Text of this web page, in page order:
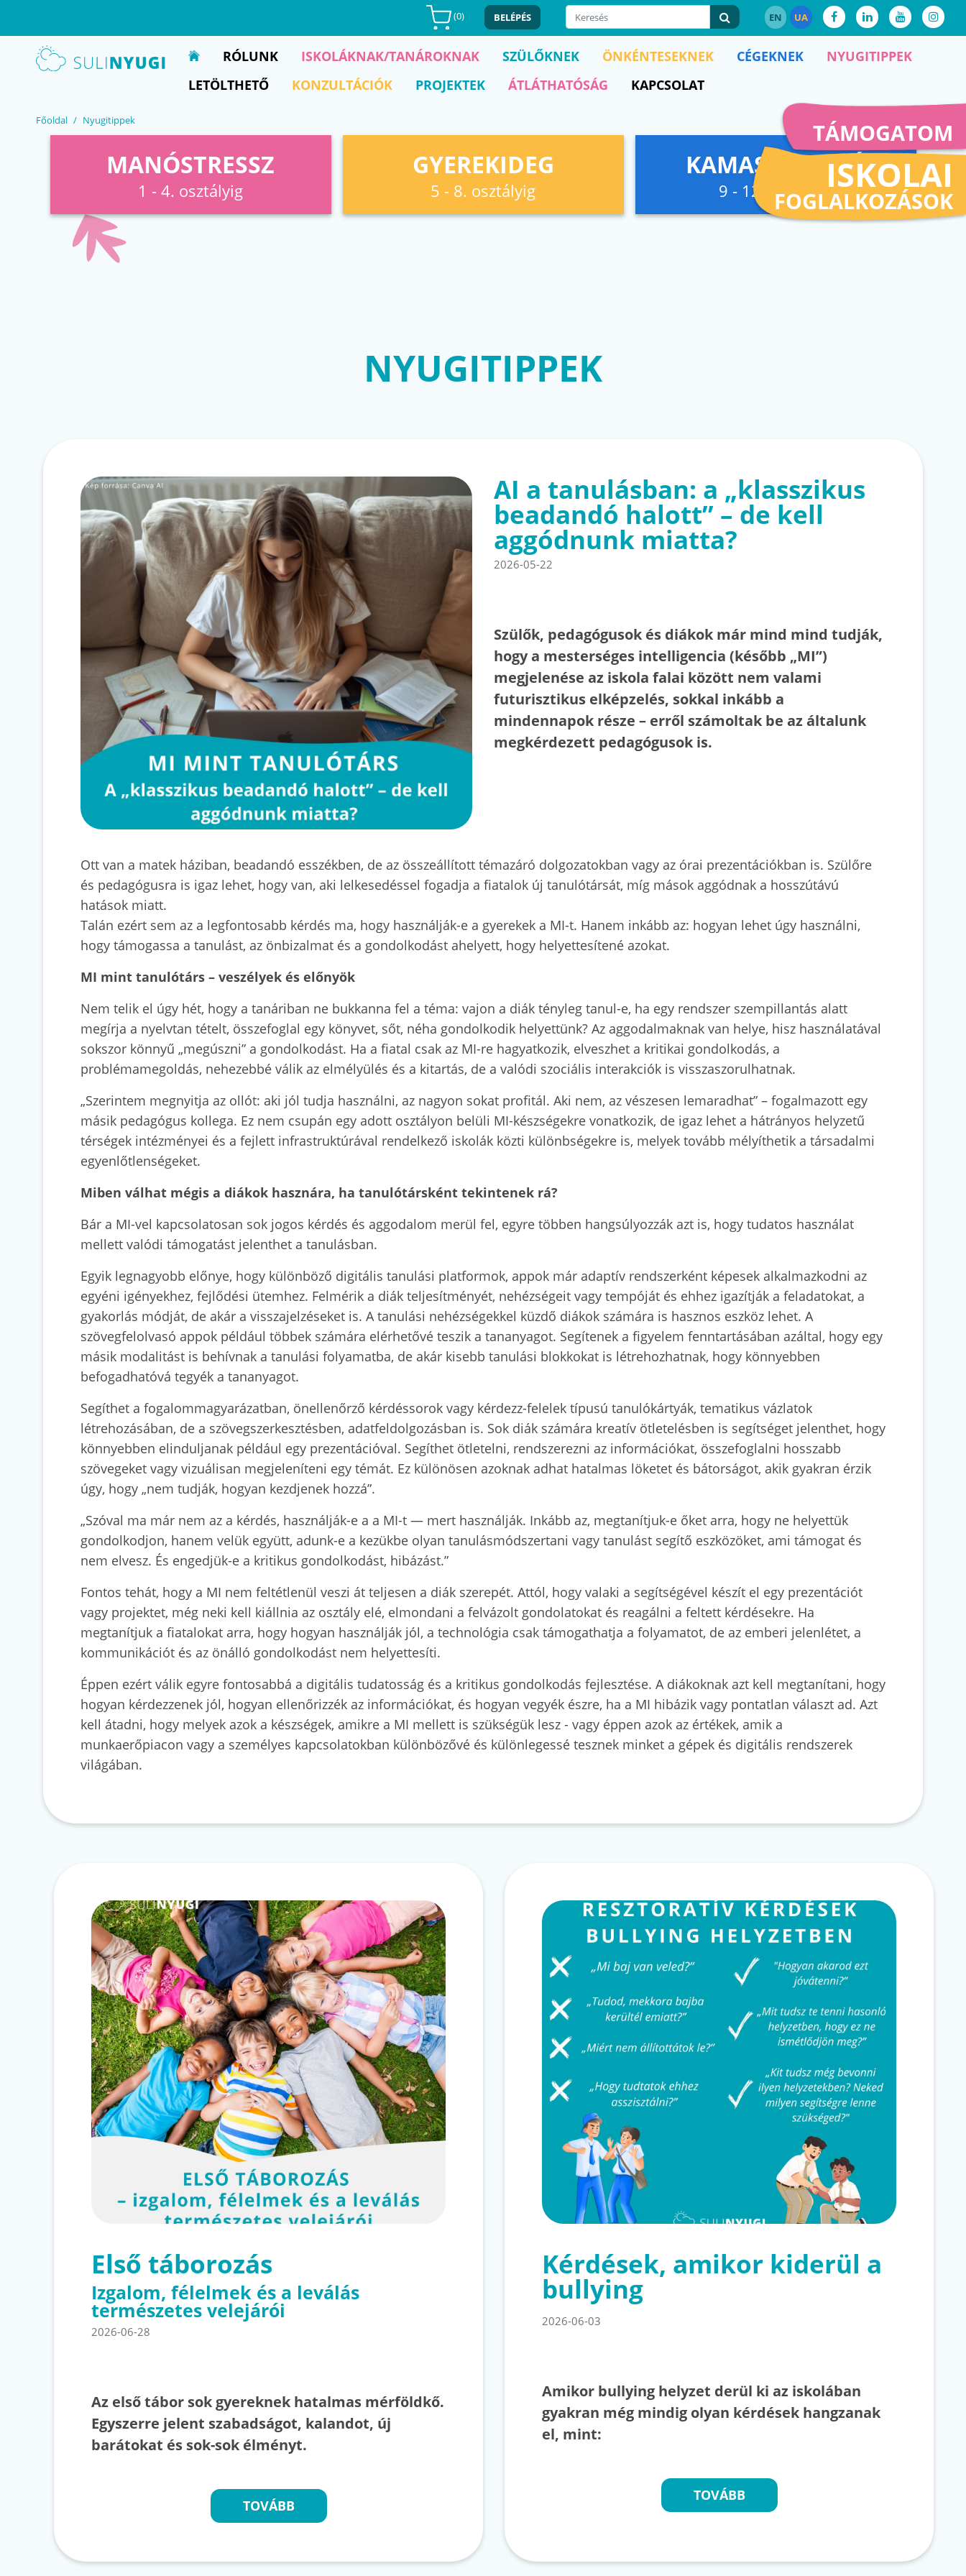
(0) BELÉPÉS EN UA
TÁMOGATOM
ISKOLAI
FOGLALKOZÁSOK
RÓLUNK ISKOLÁKNAK/TANÁROKNAK SZÜLŐKNEK ÖNKÉNTESEKNEK CÉGEKNEK
NYUGITIPPEK
LETÖLTHETŐ
KONZULTÁCIÓK PROJEKTEK ÁTLÁTHATÓSÁG KAPCSOLAT
Főoldal Nyugitippek
MANÓSTRESSZ
1 - 4. osztályig
GYEREKIDEG
5 - 8. osztályig
KAMASZFESZKÓ
9 - 12. osztályig
NYUGITIPPEK
AI a tanulásban: a „klasszikus
beadandó halott” – de kell
aggódnunk miatta?
2026-05-22
Szülők, pedagógusok és diákok már mind mind tudják,
hogy a mesterséges intelligencia (később „MI”)
megjelenése az iskola falai között nem valami
futurisztikus elképzelés, sokkal inkább a
mindennapok része – erről számoltak be az általunk
megkérdezett pedagógusok is.
Ott van a matek háziban, beadandó esszékben, de az összeállított témazáró dolgozatokban vagy az órai prezentációkban is. Szülőre
és pedagógusra is igaz lehet, hogy van, aki lelkesedéssel fogadja a fiatalok új tanulótársát, míg mások aggódnak a hosszútávú
hatások miatt.
Talán ezért sem az a legfontosabb kérdés ma, hogy használják-e a gyerekek a MI-t. Hanem inkább az: hogyan lehet úgy használni,
hogy támogassa a tanulást, az önbizalmat és a gondolkodást ahelyett, hogy helyettesítené azokat.
MI mint tanulótárs – veszélyek és előnyök
Nem telik el úgy hét, hogy a tanáriban ne bukkanna fel a téma: vajon a diák tényleg tanul-e, ha egy rendszer szempillantás alatt
megírja a nyelvtan tételt, összefoglal egy könyvet, sőt, néha gondolkodik helyettünk? Az aggodalmaknak van helye, hisz használatával
sokszor könnyű „megúszni” a gondolkodást. Ha a fiatal csak az MI-re hagyatkozik, elveszhet a kritikai gondolkodás, a
problémamegoldás, nehezebbé válik az elmélyülés és a kitartás, de a valódi szociális interakciók is visszaszorulhatnak.
„Szerintem megnyitja az ollót: aki jól tudja használni, az nagyon sokat profitál. Aki nem, az vészesen lemaradhat” – fogalmazott egy
másik pedagógus kollega. Ez nem csupán egy adott osztályon belüli MI-készségekre vonatkozik, de igaz lehet a hátrányos helyzetű
térségek intézményei és a fejlett infrastruktúrával rendelkező iskolák közti különbségekre is, melyek tovább mélyíthetik a társadalmi
egyenlőtlenségeket.
Miben válhat mégis a diákok hasznára, ha tanulótársként tekintenek rá?
Bár a MI-vel kapcsolatosan sok jogos kérdés és aggodalom merül fel, egyre többen hangsúlyozzák azt is, hogy tudatos használat
mellett valódi támogatást jelenthet a tanulásban.
Egyik legnagyobb előnye, hogy különböző digitális tanulási platformok, appok már adaptív rendszerként képesek alkalmazkodni az
egyéni igényekhez, fejlődési ütemhez. Felmérik a diák teljesítményét, nehézségeit vagy tempóját és ehhez igazítják a feladatokat, a
gyakorlás módját, de akár a visszajelzéseket is. A tanulási nehézségekkel küzdő diákok számára is hasznos eszköz lehet. A
szövegfelolvasó appok például többek számára elérhetővé teszik a tananyagot. Segítenek a figyelem fenntartásában azáltal, hogy egy
másik modalitást is behívnak a tanulási folyamatba, de akár kisebb tanulási blokkokat is létrehozhatnak, hogy könnyebben
befogadhatóvá tegyék a tananyagot.
Segíthet a fogalommagyarázatban, önellenőrző kérdéssorok vagy kérdezz-felelek típusú tanulókártyák, tematikus vázlatok
létrehozásában, de a szövegszerkesztésben, adatfeldolgozásban is. Sok diák számára kreatív ötletelésben is segítséget jelenthet, hogy
könnyebben elinduljanak például egy prezentációval. Segíthet ötletelni, rendszerezni az információkat, összefoglalni hosszabb
szövegeket vagy vizuálisan megjeleníteni egy témát. Ez különösen azoknak adhat hatalmas löketet és bátorságot, akik gyakran érzik
úgy, hogy „nem tudják, hogyan kezdjenek hozzá”.
„Szóval ma már nem az a kérdés, használják-e a a MI-t — mert használják. Inkább az, megtanítjuk-e őket arra, hogy ne helyettük
gondolkodjon, hanem velük együtt, adunk-e a kezükbe olyan tanulásmódszertani vagy tanulást segítő eszközöket, ami támogat és
nem elvesz. És engedjük-e a kritikus gondolkodást, hibázást.”
Fontos tehát, hogy a MI nem feltétlenül veszi át teljesen a diák szerepét. Attól, hogy valaki a segítségével készít el egy prezentációt
vagy projektet, még neki kell kiállnia az osztály elé, elmondani a felvázolt gondolatokat és reagálni a feltett kérdésekre. Ha
megtanítjuk a fiatalokat arra, hogy hogyan használják jól, a technológia csak támogathatja a folyamatot, de az emberi jelenlétet, a
kommunikációt és az önálló gondolkodást nem helyettesíti.
Éppen ezért válik egyre fontosabbá a digitális tudatosság és a kritikus gondolkodás fejlesztése. A diákoknak azt kell megtanítani, hogy
hogyan kérdezzenek jól, hogyan ellenőrizzék az információkat, és hogyan vegyék észre, ha a MI hibázik vagy pontatlan választ ad. Azt
kell átadni, hogy melyek azok a készségek, amikre a MI mellett is szükségük lesz - vagy éppen azok az értékek, amik a
munkaerőpiacon vagy a személyes kapcsolatokban különbözővé és különlegessé tesznek minket a gépek és digitális rendszerek
világában.
Első táborozás
Izgalom, félelmek és a leválás
természetes velejárói
2026-06-28
Az első tábor sok gyereknek hatalmas mérföldkő.
Egyszerre jelent szabadságot, kalandot, új
barátokat és sok-sok élményt.
TOVÁBB
Kérdések, amikor kiderül a
bullying
2026-06-03
Amikor bullying helyzet derül ki az iskolában
gyakran még mindig olyan kérdések hangzanak
el, mint:
TOVÁBB